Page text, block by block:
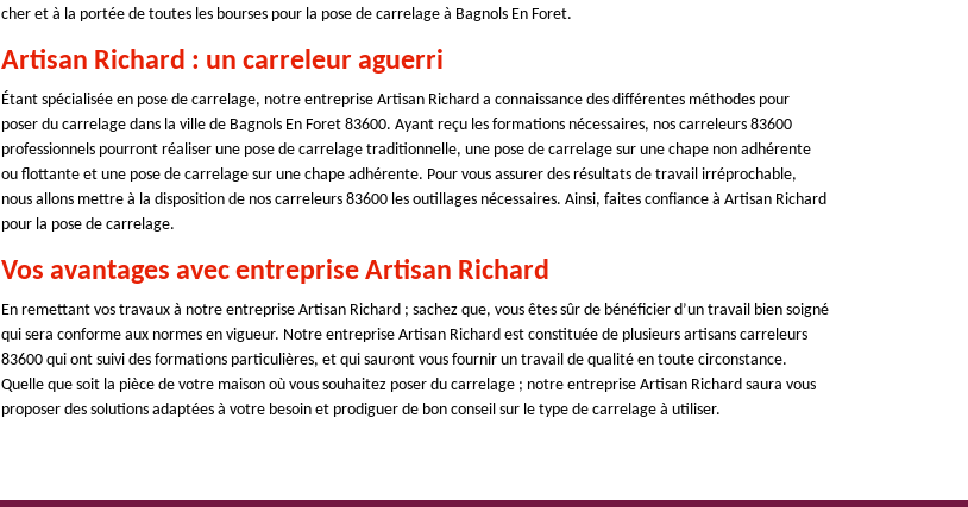
cher et à la portée de toutes les bourses pour la pose de carrelage à Bagnols En Foret.
Artisan Richard : un carreleur aguerri
Étant spécialisée en pose de carrelage, notre entreprise Artisan Richard a connaissance des différentes méthodes pour
poser du carrelage dans la ville de Bagnols En Foret 83600. Ayant reçu les formations nécessaires, nos carreleurs 83600
professionnels pourront réaliser une pose de carrelage traditionnelle, une pose de carrelage sur une chape non adhérente
ou flottante et une pose de carrelage sur une chape adhérente. Pour vous assurer des résultats de travail irréprochable,
nous allons mettre à la disposition de nos carreleurs 83600 les outillages nécessaires. Ainsi, faites confiance à Artisan Richard
pour la pose de carrelage.
Vos avantages avec entreprise Artisan Richard
En remettant vos travaux à notre entreprise Artisan Richard ; sachez que, vous êtes sûr de bénéficier d’un travail bien soigné
qui sera conforme aux normes en vigueur. Notre entreprise Artisan Richard est constituée de plusieurs artisans carreleurs
83600 qui ont suivi des formations particulières, et qui sauront vous fournir un travail de qualité en toute circonstance.
Quelle que soit la pièce de votre maison où vous souhaitez poser du carrelage ; notre entreprise Artisan Richard saura vous
proposer des solutions adaptées à votre besoin et prodiguer de bon conseil sur le type de carrelage à utiliser.